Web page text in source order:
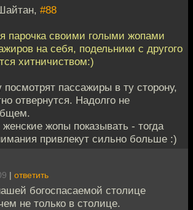
#88
парочка своими голыми жопами
на себя, подельники с другого
хитничиством:)
пассажиры в ту сторону,
отвернутся. Надолго не
жопы показывать - тогда
привлекут сильно больше :)
| ответить
богоспасаемой столице
не только в столице.